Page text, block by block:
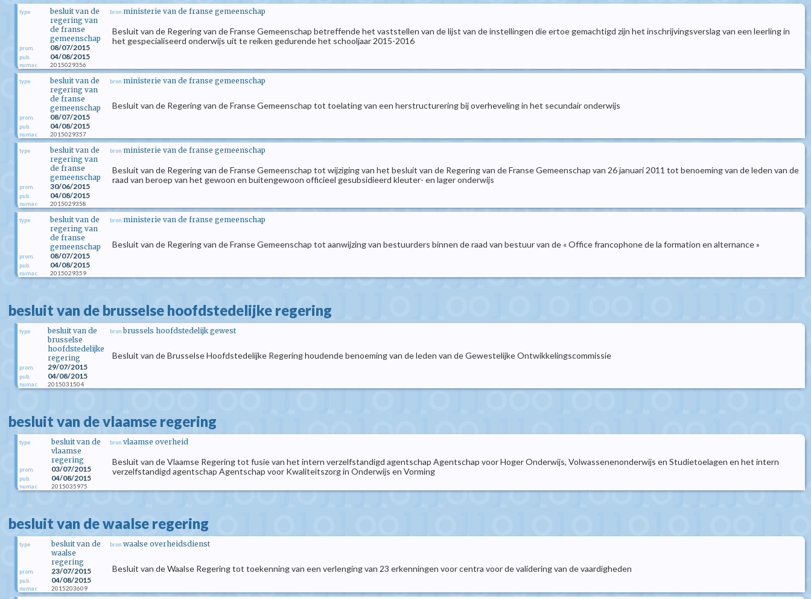
type
besluit van de
regering van
de franse
gemeenschap
prom. 08/07/2015
pub. 04/08/2015
numac 2015029356
bron ministerie van de franse gemeenschap
Besluit van de Regering van de Franse Gemeenschap betreffende het vaststellen van de lijst van de instellingen die ertoe gemachtigd zijn het inschrijvingsverslag van een leerling in
het gespecialiseerd onderwijs uit te reiken gedurende het schooljaar 2015-2016
type
besluit van de
regering van
de franse
gemeenschap
prom. 08/07/2015
pub. 04/08/2015
numac 2015029357
bron ministerie van de franse gemeenschap
Besluit van de Regering van de Franse Gemeenschap tot toelating van een herstructurering bij overheveling in het secundair onderwijs
type
besluit van de
regering van
de franse
gemeenschap
prom. 30/06/2015
pub. 04/08/2015
numac 2015029358
bron ministerie van de franse gemeenschap
Besluit van de Regering van de Franse Gemeenschap tot wijziging van het besluit van de Regering van de Franse Gemeenschap van 26 januari 2011 tot benoeming van de leden van de
raad van beroep van het gewoon en buitengewoon officieel gesubsidieerd kleuter- en lager onderwijs
type
besluit van de
regering van
de franse
gemeenschap
prom. 08/07/2015
pub. 04/08/2015
numac 2015029359
bron ministerie van de franse gemeenschap
Besluit van de Regering van de Franse Gemeenschap tot aanwijzing van bestuurders binnen de raad van bestuur van de « Office francophone de la formation en alternance »
besluit van de brusselse hoofdstedelijke regering
type
besluit van de
brusselse
hoofdstedelijke
regering
prom. 29/07/2015
pub. 04/08/2015
numac 2015031504
bron brussels hoofdstedelijk gewest
Besluit van de Brusselse Hoofdstedelijke Regering houdende benoeming van de leden van de Gewestelijke Ontwikkelingscommissie
besluit van de vlaamse regering
type
besluit van de
vlaamse
regering
prom. 03/07/2015
pub. 04/08/2015
numac 2015035975
bron vlaamse overheid
Besluit van de Vlaamse Regering tot fusie van het intern verzelfstandigd agentschap Agentschap voor Hoger Onderwijs, Volwassenenonderwijs en Studietoelagen en het intern
verzelfstandigd agentschap Agentschap voor Kwaliteitszorg in Onderwijs en Vorming
besluit van de waalse regering
type
besluit van de
waalse
regering
prom. 23/07/2015
pub. 04/08/2015
numac 2015203609
bron waalse overheidsdienst
Besluit van de Waalse Regering tot toekenning van een verlenging van 23 erkenningen voor centra voor de validering van de vaardigheden